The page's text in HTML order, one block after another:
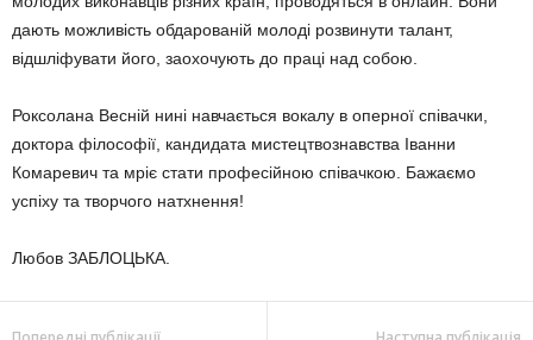
дають можливість обдарованій молоді розвинути талант,
відшліфувати його, заохочують до праці над собою.
Роксолана Весній нині навчається вокалу в оперної співачки,
доктора філософії, кандидата мистецтво­знавства Іванни
Комаревич та мріє стати професійною співачкою. Бажаємо
успіху та творчого натхнення!
Любов ЗАБЛОЦЬКА.